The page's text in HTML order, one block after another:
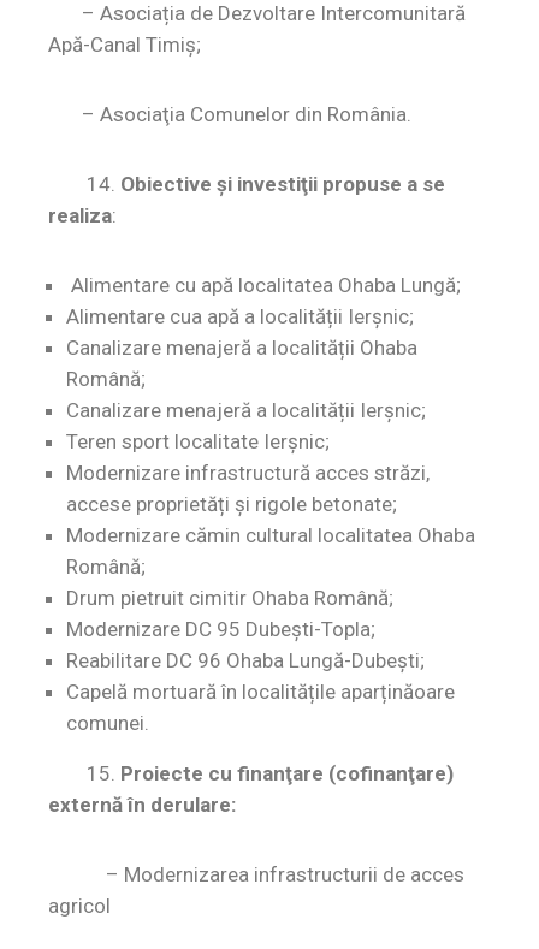
– Asociația de Dezvoltare Intercomunitară
Apă-Canal Timiș;
– Asociaţia Comunelor din România.
14. Obiective şi investiţii propuse a se
realiza:
Alimentare cu apă localitatea Ohaba Lungă;
Alimentare cua apă a localității Ierșnic;
Canalizare menajeră a localității Ohaba
Română;
Canalizare menajeră a localității Ierșnic;
Teren sport localitate Ierșnic;
Modernizare infrastructură acces străzi,
accese proprietăți și rigole betonate;
Modernizare cămin cultural localitatea Ohaba
Română;
Drum pietruit cimitir Ohaba Română;
Modernizare DC 95 Dubești-Topla;
Reabilitare DC 96 Ohaba Lungă-Dubești;
Capelă mortuară în localitățile aparținăoare
comunei.
15. Proiecte cu finanţare (cofinanţare)
externă în derulare:
– Modernizarea infrastructurii de acces
agricol